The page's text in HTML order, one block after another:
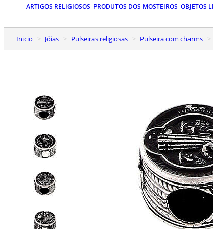
ARTIGOS RELIGIOSOS PRODUTOS DOS MOSTEIROS OBJETOS
Inicio Jóias Pulseiras religiosas Pulseira com charms